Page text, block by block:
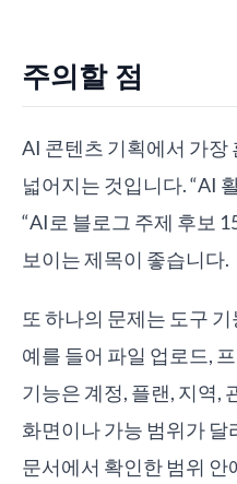
주의할 점
AI 콘텐츠 기획에서 가장
넓어지는 것입니다. “AI
“AI로 블로그 주제 후보
보이는 제목이 좋습니다.
또 하나의 문제는 도구
예를 들어 파일 업로드,
기능은 계정, 플랜, 지역,
화면이나 가능 범위가 달
문서에서 확인한 범위